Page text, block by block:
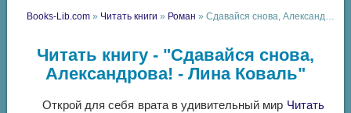
Books-Lib.com » Читать книги » Роман » Сдавайся снова, Александрова! - Лина Коваль
Читать книгу - "Сдавайся снова,
Александрова! - Лина Коваль"
Открой для себя врата в удивительный мир Читать